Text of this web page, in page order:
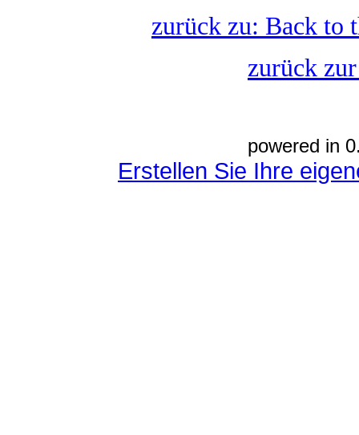
zurück zu: Back to
zurück
powered in
Erstellen Sie Ihre